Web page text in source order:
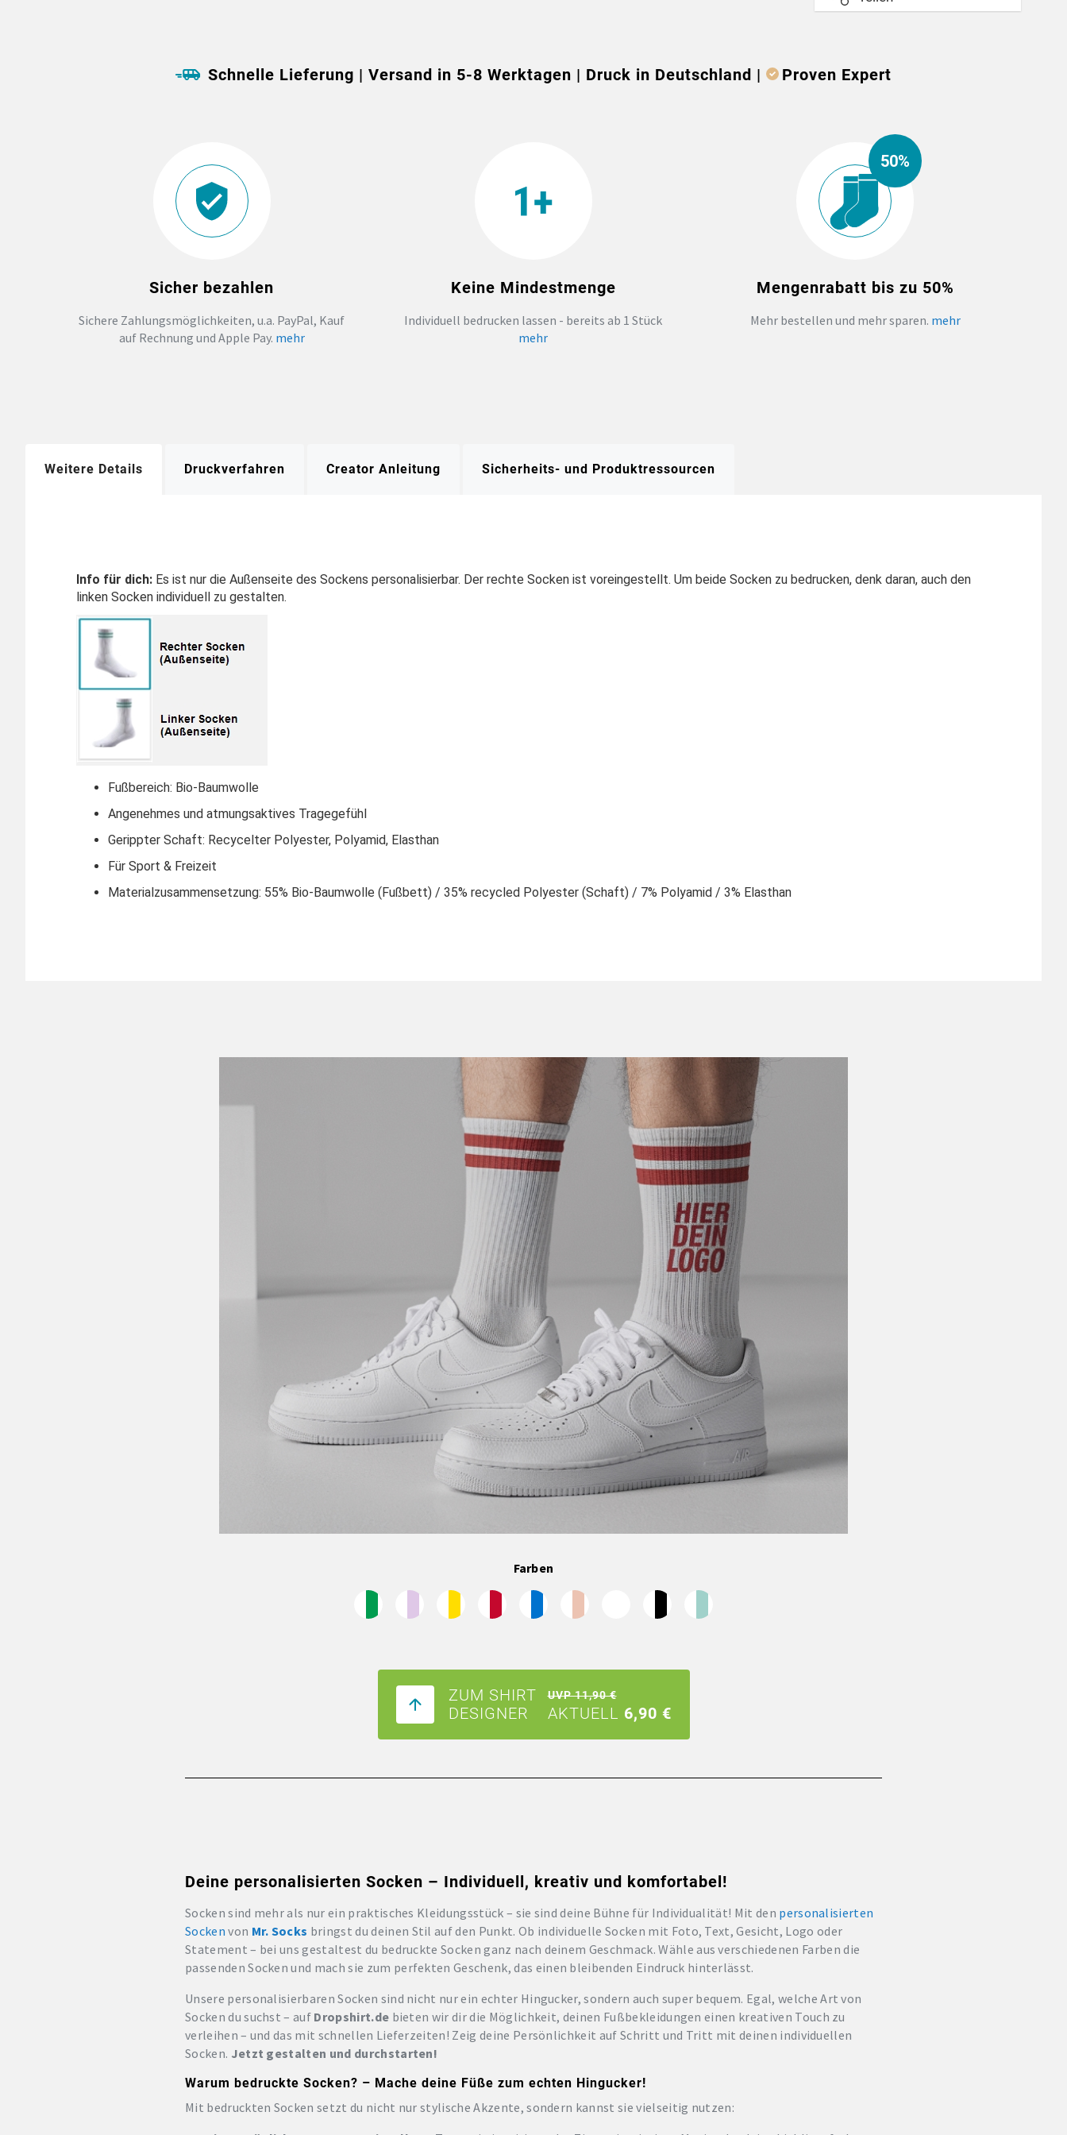
Schnelle Lieferung | Versand in 5-8 Werktagen | Druck in Deutschland | Proven Expert
Sicher bezahlen
Sichere Zahlungsmöglichkeiten, u.a. PayPal, Kauf
auf Rechnung und Apple Pay. mehr
Keine Mindestmenge
Individuell bedrucken lassen - bereits ab 1 Stück
mehr
50%
Mengenrabatt bis zu 50%
Mehr bestellen und mehr sparen. mehr
Weitere Details Druckverfahren Creator Anleitung Sicherheits- und Produktressourcen
Info für dich: Es ist nur die Außenseite des Sockens personalisierbar. Der rechte Socken ist voreingestellt. Um beide Socken zu bedrucken, denk daran, auch den
linken Socken individuell zu gestalten.
Fußbereich: Bio-Baumwolle
Angenehmes und atmungsaktives Tragegefühl
Gerippter Schaft: Recycelter Polyester, Polyamid, Elasthan
Für Sport & Freizeit
Materialzusammensetzung: 55% Bio-Baumwolle (Fußbett) / 35% recycled Polyester (Schaft) / 7% Polyamid / 3% Elasthan
Farben
ZUM SHIRT
DESIGNER
UVP 11,90 €
AKTUELL 6,90 €
Deine personalisierten Socken – Individuell, kreativ und komfortabel!
Socken sind mehr als nur ein praktisches Kleidungsstück – sie sind deine Bühne für Individualität! Mit den personalisierten
Socken von Mr. Socks bringst du deinen Stil auf den Punkt. Ob individuelle Socken mit Foto, Text, Gesicht, Logo oder
Statement – bei uns gestaltest du bedruckte Socken ganz nach deinem Geschmack. Wähle aus verschiedenen Farben die
passenden Socken und mach sie zum perfekten Geschenk, das einen bleibenden Eindruck hinterlässt.
Unsere personalisierbaren Socken sind nicht nur ein echter Hingucker, sondern auch super bequem. Egal, welche Art von
Socken du suchst – auf Dropshirt.de bieten wir dir die Möglichkeit, deinen Fußbekleidungen einen kreativen Touch zu
verleihen – und das mit schnellen Lieferzeiten! Zeig deine Persönlichkeit auf Schritt und Tritt mit deinen individuellen
Socken. Jetzt gestalten und durchstarten!
Warum bedruckte Socken? – Mache deine Füße zum echten Hingucker!
Mit bedruckten Socken setzt du nicht nur stylische Akzente, sondern kannst sie vielseitig nutzen: